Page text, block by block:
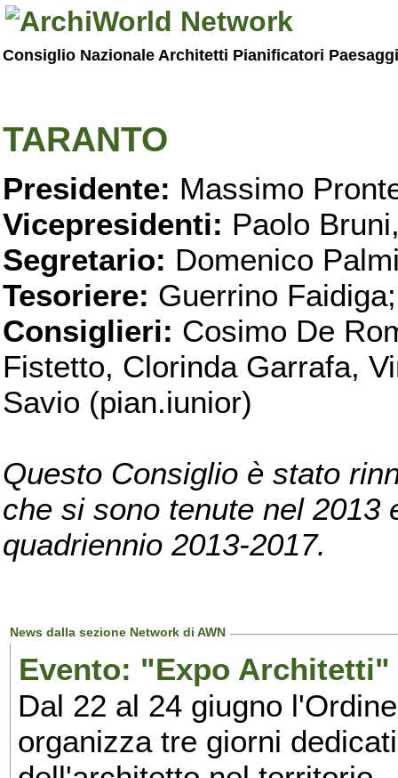
Consiglio Nazionale Architetti Pianificatori
TARANTO
Presidente: Massimo
Vicepresidenti: Paolo
Segretario: Domenico
Tesoriere: Guerrino Faidiga;
Consiglieri: Cosimo De
Fistetto, Clorinda Garrafa,
Savio (pian.iunior)
Questo Consiglio è stato
che si sono tenute nel 2013
quadriennio 2013-2017.
News dalla sezione Network di AWN
Evento: "Expo Architetti"
Dal 22 al 24 giugno
organizza tre giorni